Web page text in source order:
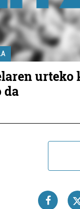
urteko
da